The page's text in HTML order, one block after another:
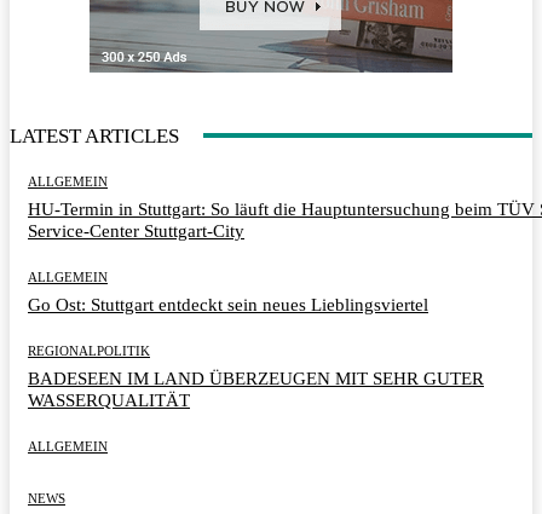
LATEST ARTICLES
ALLGEMEIN
HU-Termin in Stuttgart: So läuft die Hauptuntersuchung beim TÜV
Service-Center Stuttgart-City
ALLGEMEIN
Go Ost: Stuttgart entdeckt sein neues Lieblingsviertel
REGIONALPOLITIK
BADESEEN IM LAND ÜBERZEUGEN MIT SEHR GUTER
WASSERQUALITÄT
ALLGEMEIN
NEWS